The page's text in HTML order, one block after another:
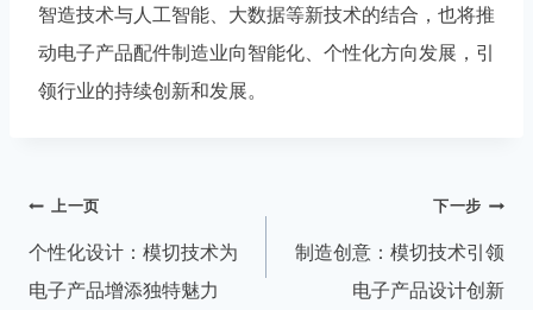
智造技术与人工智能、大数据等新技术的结合，也将推
动电子产品配件制造业向智能化、个性化方向发展，引
领行业的持续创新和发展。
文
章
导
上一页
个性化设计：模切技术为
电子产品增添独特魅力
下一步
制造创意：模切技术引领
电子产品设计创新